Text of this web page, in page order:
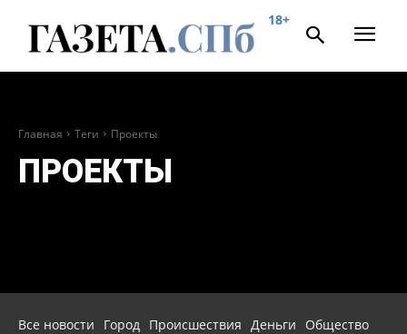
18+
Главная Теги Проекты
ПРОЕКТЫ
Все новости Город Происшествия Деньги
Общество